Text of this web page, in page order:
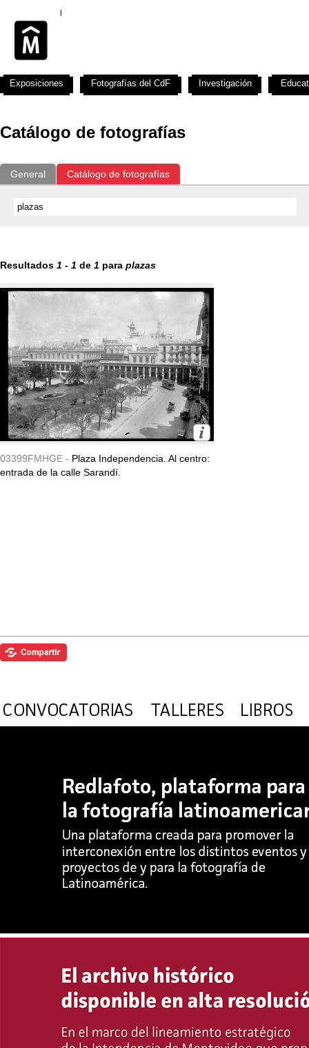
Catálogo de fotografías
General Catálogo de fotografías
Resultados 1 - 1 de 1 para plazas
03399FMHGE - Plaza Independencia. Al centro:
entrada de la calle Sarandí.
Exposiciones Fotografías del CdF Investigación